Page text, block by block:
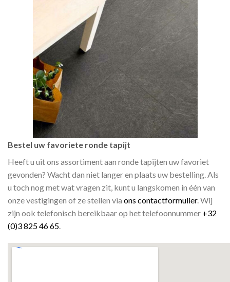
Bestel uw favoriete ronde tapijt
Heeft u uit ons assortiment aan ronde tapijten uw favoriet
gevonden? Wacht dan niet langer en plaats uw bestelling. Als
u toch nog met wat vragen zit, kunt u langskomen in één van
onze vestigingen of ze stellen via ons contactformulier. Wij
zijn ook telefonisch bereikbaar op het telefoonnummer +32
(0)3 825 46 65